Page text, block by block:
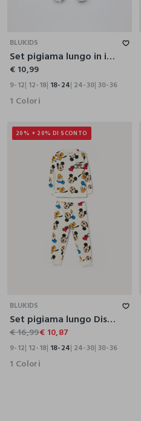
BLUKIDS
Set pigiama lungo in interlock di puro cotone neonato
€ 10,99
9-12 12-18 18-24 24-30 30-36
1 Colori
20% + 20% DI SCONTO
BLUKIDS
Set pigiama lungo Disney in puro cotone neonato
€ 16,99€ 10,87
9-12 12-18 18-24 24-30 30-36
1 Colori